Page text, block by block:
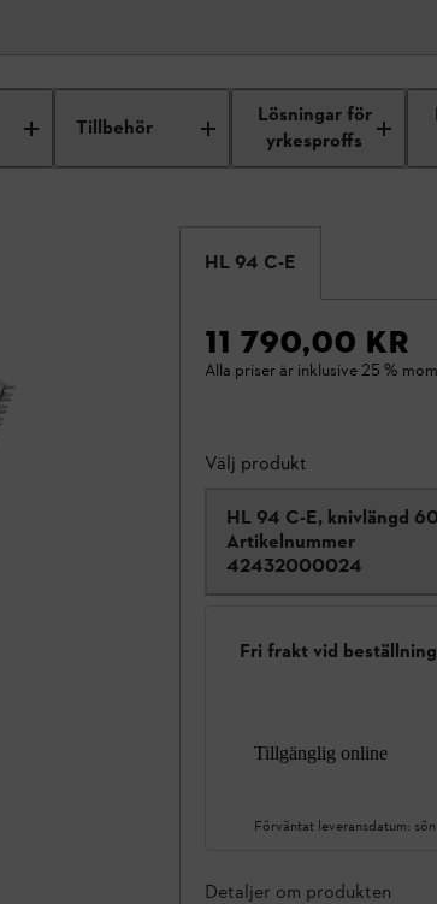
Tillbehör
Lösningar för
yrkesproffs
HL 94 C-E
11 790,00 KR
Alla priser är inklusive 25 %
Välj produkt
HL 94 C-E, knivlängd
Artikelnummer
42432000024
Fri frakt vid
Tillgänglig online
Förväntat leveransdatum:
Detaljer om produkten